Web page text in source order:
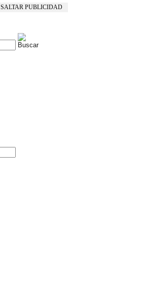
SALTAR PUBLICIDAD